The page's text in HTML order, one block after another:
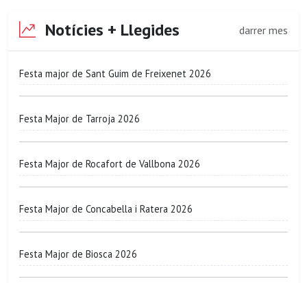
Notícies + Llegides darrer mes
Festa major de Sant Guim de Freixenet 2026
Festa Major de Tarroja 2026
Festa Major de Rocafort de Vallbona 2026
Festa Major de Concabella i Ratera 2026
Festa Major de Biosca 2026